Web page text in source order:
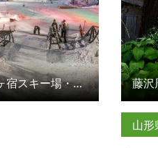
みやぎ蔵王七ヶ宿スキー場・きららの森
山形